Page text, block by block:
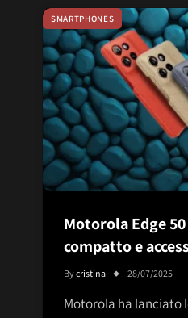
SMARTPHONES
Motorola Edge
compatto e
Bycristina 28/07/2025
Motorola ha lanciato